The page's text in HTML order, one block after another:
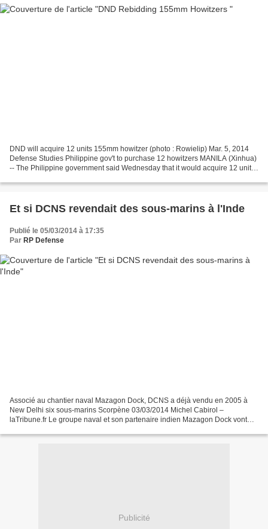
DND will acquire 12 units 155mm howitzer (photo : Rowielip) Mar. 5, 2014
Defense Studies Philippine gov't to purchase 12 howitzers MANILA (Xinhua)
-- The Philippine government said Wednesday that it would acquire 12 units
Et si DCNS revendait des sous-marins à l'Inde
Publié le 05/03/2014 à 17:35
Par RP Defense
Associé au chantier naval Mazagon Dock, DCNS a déjà vendu en 2005 à
New Delhi six sous-marins Scorpène 03/03/2014 Michel Cabirol –
laTribune.fr Le groupe naval et son partenaire indien Mazagon Dock vont
Publicité